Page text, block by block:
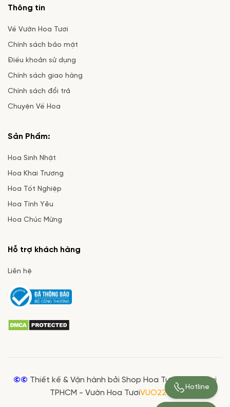
Thông tin
Về Vườn Hoa Tươi
Chính sách bảo mật
Điều khoản sử dụng
Chính sách giao hàng
Chính sách đổi trả
Chuyện Về Hoa
Sản Phẩm:
Hoa Sinh Nhật
Hoa Khai Trương
Hoa Tốt Nghiệp
Hoa Tình Yêu
Hoa Chúc Mừng
Hỗ trợ khách hàng
Liên hệ
©© Thiết kế & Vận hành bởi Shop Hoa Tươi Giá Rẻ tại
TPHCM - Vườn Hoa TươiVUO22950
Hotline